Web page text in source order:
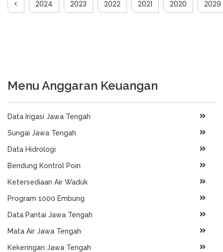
< 2024 2023 2022 2021 2020 2029
Menu Anggaran Keuangan
Data Irigasi Jawa Tengah
Sungai Jawa Tengah
Data Hidrologi
Bendung Kontrol Poin
Ketersediaan Air Waduk
Program 1000 Embung
Data Pantai Jawa Tengah
Mata Air Jawa Tengah
Kekeringan Jawa Tengah